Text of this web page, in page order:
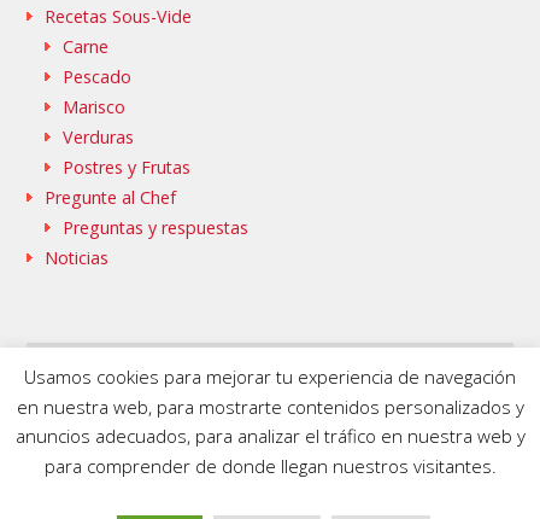
Recetas Sous-Vide
Carne
Pescado
Marisco
Verduras
Postres y Frutas
Pregunte al Chef
Preguntas y respuestas
Noticias
SAMMIC WEB
BASQUESTAGE
FLEISCHMANN’S COOKING GROUP
© 2020 SmartVide by Sammic. All Rights Reserved.
Usamos cookies para mejorar tu experiencia de navegación
en nuestra web, para mostrarte contenidos personalizados y
anuncios adecuados, para analizar el tráfico en nuestra web y
para comprender de donde llegan nuestros visitantes.